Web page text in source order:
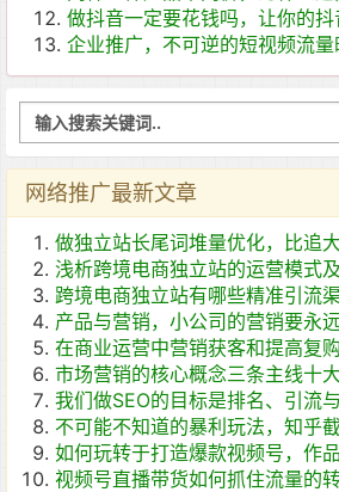
做抖音一定要花钱吗，让你的
企业推广，不可逆的短视频流量
网络推广最新文章
做独立站长尾词堆量优化，比追
浅析跨境电商独立站的运营模式
跨境电商独立站有哪些精准引流渠
产品与营销，小公司的营销要永
在商业运营中营销获客和提高复
市场营销的核心概念三条主线十
我们做SEO的目标是排名、引流
不可能不知道的暴利玩法，知乎
如何玩转于打造爆款视频号，作
视频号直播带货如何抓住流量的